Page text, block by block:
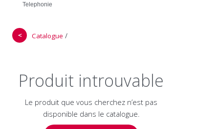
Telephonie
＜ Catalogue /
Produit introuvable
Le produit que vous cherchez n’est pas
disponible dans le catalogue.